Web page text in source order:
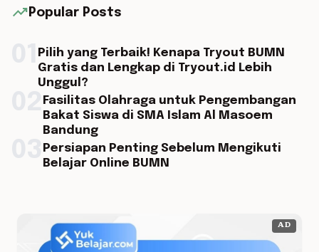
trending_up Popular Posts
Pilih yang Terbaik! Kenapa Tryout BUMN
Gratis dan Lengkap di Tryout.id Lebih
Unggul?
Fasilitas Olahraga untuk Pengembangan
Bakat Siswa di SMA Islam Al Masoem
Bandung
Persiapan Penting Sebelum Mengikuti
Belajar Online BUMN
AD